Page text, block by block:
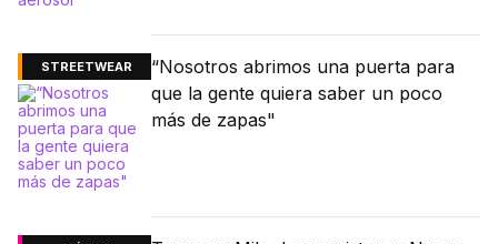
STREETWEAR
“Nosotros abrimos una puerta para
que la gente quiera saber un poco
más de zapas"